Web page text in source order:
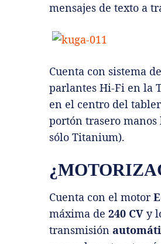
mensajes de texto a
Cuenta con sistema
parlantes Hi-Fi en la
en el centro del
portón trasero
sólo Titanium).
Cuenta con el motor
máxima de 240 CV y
transmisión